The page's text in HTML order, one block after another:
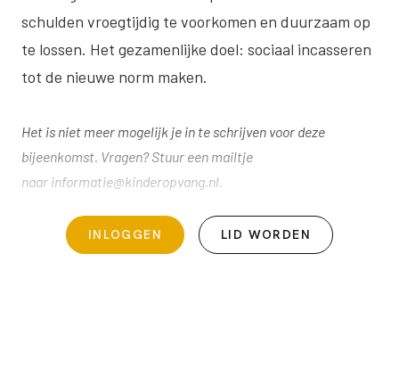
schulden vroegtijdig te voorkomen en duurzaam op
te lossen. Het gezamenlijke doel: sociaal incasseren
tot de nieuwe norm maken.
Het is niet meer mogelijk je in te schrijven voor deze
bijeenkomst. Vragen? Stuur een mailtje
naar informatie@kinderopvang.nl.
INLOGGEN LID WORDEN